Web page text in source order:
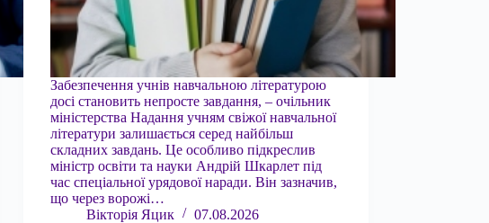
Забезпечення учнів навчальною літературою
досі становить непросте завдання, – очільник
міністерства Надання учням свіжої навчальної
літератури залишається серед найбільш
складних завдань. Це особливо підкреслив
міністр освіти та науки Андрій Шкарлет під
час спеціальної урядової наради. Він зазначив,
що через ворожі…
Вікторія Яцик
07.08.2026